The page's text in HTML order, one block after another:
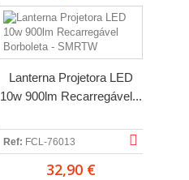
Lanterna Projetora LED
10w 900lm Recarregável...
Ref: FCL-76013
32,90 €